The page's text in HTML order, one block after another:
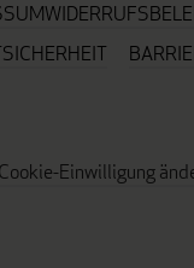
Cookie-Einwilligung